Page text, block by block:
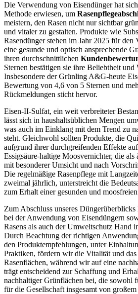
Die Verwendung von Eisendünger hat
Methode erwiesen, um
meistern, den Rasen nicht nur sichtbar
und vitaler zu gestalten. Produkte wie
Rasendünger stehen im Jahr 2025 für den
eine gesunde und optisch ansprechende
ihren durchschnittlichen
Sternen bestätigen sie ihre Beliebtheit und
Insbesondere der Grünling A&G-heute
Bewertung von 4,6 von 5 Sternen und
Rückmeldungen sticht hervor.
Eisen-II-Sulfat, ein weit verbreiteter
lässt sich in haushaltsüblichen Mengen
was auch im Einklang mit dem Trend zu
steht. Gleichwohl sollten Produkte, die
aufgrund ihrer durchgreifenden Effekte
Essigsäure-haltige Moosvernichter, die als
mit besonderer Umsicht und nach
Die regelmäßige Rasenpflege mit
zweimal jährlich, unterstreicht die
zum Erhalt einer gesunden und
Zum Abschluss unseres Düngerüberblicks
bei der Anwendung von Eisendüngern
Rasens als auch der Umweltschutz Hand
Durch Beachtung der richtigen
den Produktempfehlungen, unter
Praktiken, fördern wir die Vitalität und
Rasenflächen, während wir auf eine
trägt entscheidend zur Schaffung und
nachhaltiger Grünflächen bei, die sowohl
für die Gesellschaft insgesamt von